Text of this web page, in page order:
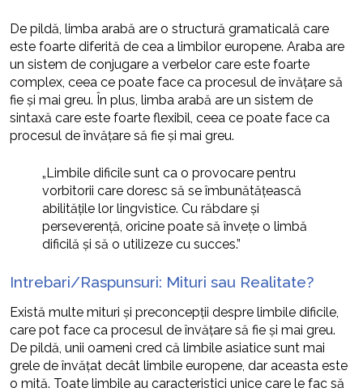
De pildă, limba arabă are o structură gramaticală care
este foarte diferită de cea a limbilor europene. Araba are
un sistem de conjugare a verbelor care este foarte
complex, ceea ce poate face ca procesul de învățare să
fie și mai greu. În plus, limba arabă are un sistem de
sintaxă care este foarte flexibil, ceea ce poate face ca
procesul de învățare să fie și mai greu.
„Limbile dificile sunt ca o provocare pentru
vorbitorii care doresc să se îmbunătățească
abilitățile lor lingvistice. Cu răbdare și
perseverență, oricine poate să învețe o limbă
dificilă și să o utilizeze cu succes.”
Intrebari/Raspunsuri: Mituri sau Realitate?
Există multe mituri și preconcepții despre limbile dificile,
care pot face ca procesul de învățare să fie și mai greu.
De pildă, unii oameni cred că limbile asiatice sunt mai
grele de învățat decât limbile europene, dar aceasta este
o mită. Toate limbile au caracteristici unice care le fac să